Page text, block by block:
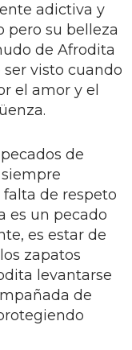
adictiva y
pero su belleza
de Afrodita
visto cuando
el amor y el
de
de respeto
es un pecado
es estar de
zapatos
levantarse
de